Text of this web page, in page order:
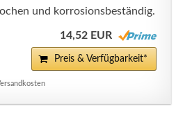
und korrosionsbeständig.
14,52 EUR
Preis & Verfügbarkeit*